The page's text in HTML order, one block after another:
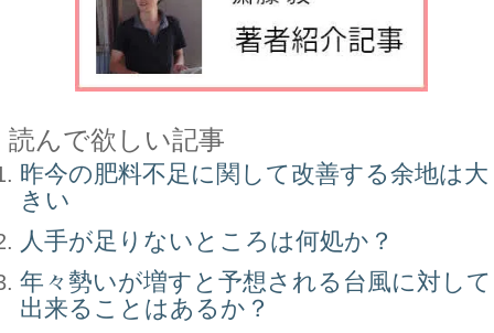
読んで欲しい記事
昨今の肥料不足に関して改善する余地は大
きい
人手が足りないところは何処か？
年々勢いが増すと予想される台風に対して
出来ることはあるか？